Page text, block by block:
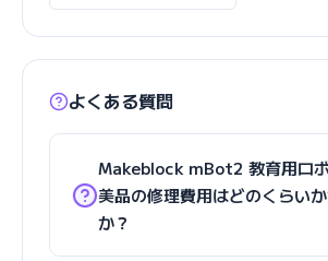
よくある質問
Makeblock mBot2 教育用ロ
美品の修理費用はどのくらい
か？